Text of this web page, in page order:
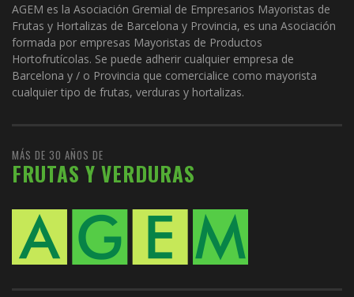
AGEM es la Asociación Gremial de Empresarios Mayoristas de
Frutas y Hortalizas de Barcelona y Provincia, es una Asociación
formada por empresas Mayoristas de Productos
Hortofrutícolas. Se puede adherir cualquier empresa de
Barcelona y / o Provincia que comercialice como mayorista
cualquier tipo de frutas, verduras y hortalizas.
MÁS DE 30 AÑOS DE
FRUTAS Y VERDURAS